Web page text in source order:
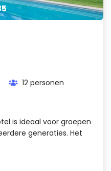
12 personen
is ideaal voor groepen
generaties. Het